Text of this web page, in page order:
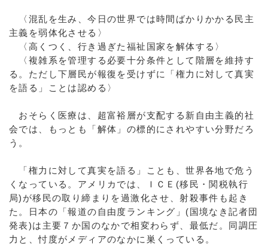
〈混乱を生み、今日の世界では時間ばかりかかる民主
主義を弱体化させる〉
〈高くつく、行き過ぎた福祉国家を解体する〉
〈複雑系を管理する必要十分条件として階層を維持す
る。ただし下層民が報復を受けずに「権力に対して真実
を語る」ことは認める〉
おそらく医療は、超富裕層が支配する新自由主義的社
会では、もっとも「解体」の標的にされやすい分野だろ
う。
「権力に対して真実を語る」ことも、世界各地で危う
くなっている。アメリカでは、ＩＣＥ(移民・関税執行
局)が移民の取り締まりを過激化させ、射殺事件も起き
た。日本の「報道の自由度ランキング」(国境なき記者団
発表)は主要７か国のなかで相変わらず、最低だ。同調圧
力と、忖度がメディアのなかに巣くっている。